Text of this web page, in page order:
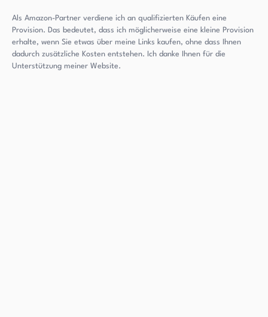
Als Amazon-Partner verdiene ich an qualifizierten Käufen eine
Provision. Das bedeutet, dass ich möglicherweise eine kleine Provision
erhalte, wenn Sie etwas über meine Links kaufen, ohne dass Ihnen
dadurch zusätzliche Kosten entstehen. Ich danke Ihnen für die
Unterstützung meiner Website.